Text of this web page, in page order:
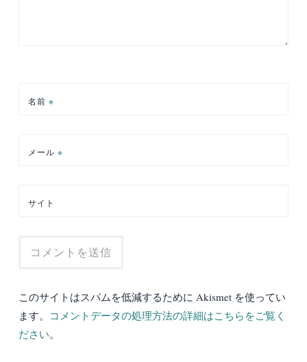
名前 ※
メール ※
サイト
このサイトはスパムを低減するために Akismet を使ってい
ます。 コメントデータの処理方法の詳細はこちらをご覧く
ださい。